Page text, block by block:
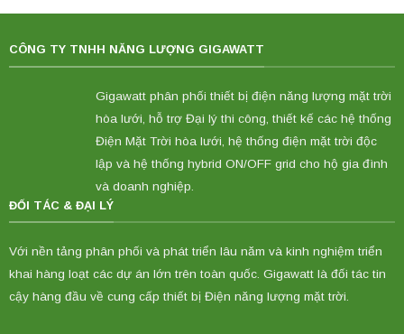
CÔNG TY TNHH NĂNG LƯỢNG GIGAWATT
Gigawatt phân phối thiết bị điện năng lượng mặt trời
hòa lưới, hỗ trợ Đại lý thi công, thiết kế các hệ thống
Điện Mặt Trời hòa lưới, hệ thống điện mặt trời độc
lập và hệ thống hybrid ON/OFF grid cho hộ gia đình
và doanh nghiệp.
ĐỐI TÁC & ĐẠI LÝ
Với nền tảng phân phối và phát triển lâu năm và kinh nghiệm triển
khai hàng loạt các dự án lớn trên toàn quốc. Gigawatt là đối tác tin
cậy hàng đầu về cung cấp thiết bị Điện năng lượng mặt trời.